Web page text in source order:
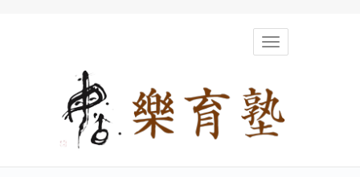
Toggle
navigation